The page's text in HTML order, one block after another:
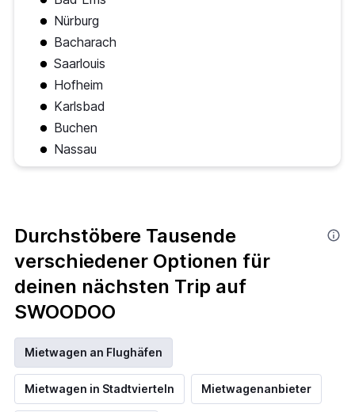
Nürburg
Bacharach
Saarlouis
Hofheim
Karlsbad
Buchen
Nassau
Durchstöbere Tausende
verschiedener Optionen für
deinen nächsten Trip auf
SWOODOO
Mietwagen an Flughäfen
Mietwagen in Stadtvierteln Mietwagenanbieter